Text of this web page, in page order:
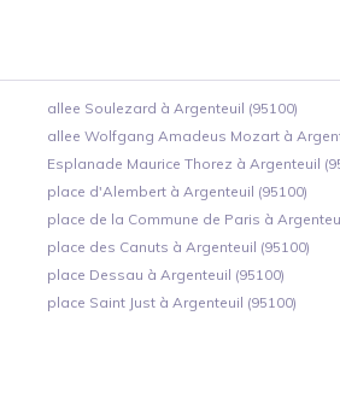
allee Soulezard à Argenteuil (95100)
allee Wolfgang Amadeus Mozart à
Esplanade Maurice Thorez à Argenteuil
place d'Alembert à Argenteuil (95100)
place de la Commune de Paris à
place des Canuts à Argenteuil (95100)
place Dessau à Argenteuil (95100)
place Saint Just à Argenteuil (95100)